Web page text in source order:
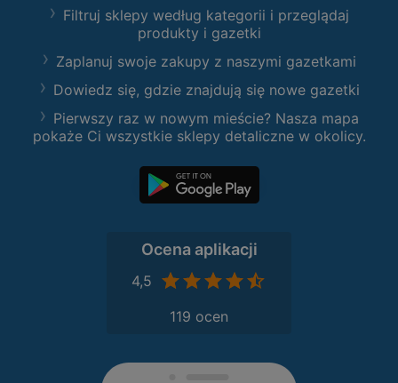
Filtruj sklepy według kategorii i przeglądaj
produkty i gazetki
Zaplanuj swoje zakupy z naszymi gazetkami
Dowiedz się, gdzie znajdują się nowe gazetki
Pierwszy raz w nowym mieście? Nasza mapa
pokaże Ci wszystkie sklepy detaliczne w okolicy.
Ocena aplikacji
4,5
119 ocen